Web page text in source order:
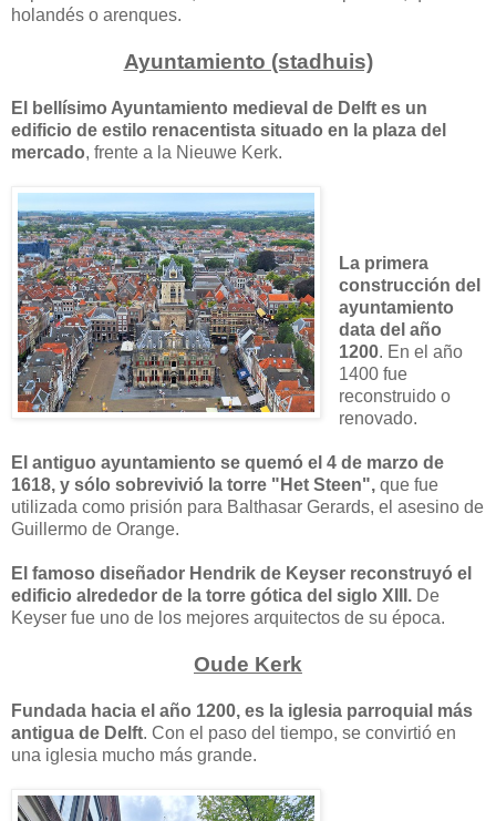
holandés o arenques.
Ayuntamiento (stadhuis)
El bellísimo Ayuntamiento medieval de Delft es un
edificio de estilo renacentista situado en la plaza del
mercado, frente a la Nieuwe Kerk.
La primera
construcción del
ayuntamiento
data del año
1200. En el año
1400 fue
reconstruido o
renovado.
El antiguo ayuntamiento se quemó el 4 de marzo de
1618, y sólo sobrevivió la torre "Het Steen", que fue
utilizada como prisión para Balthasar Gerards, el asesino de
Guillermo de Orange.
El famoso diseñador Hendrik de Keyser reconstruyó el
edificio alrededor de la torre gótica del siglo XIII. De
Keyser fue uno de los mejores arquitectos de su época.
Oude Kerk
Fundada hacia el año 1200, es la iglesia parroquial más
antigua de Delft. Con el paso del tiempo, se convirtió en
una iglesia mucho más grande.